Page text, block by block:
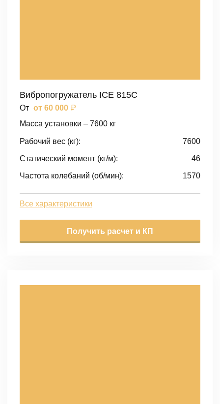
Вибропогружатель ICE 815C
От от 60 000 ₽
Масса установки – 7600 кг
Рабочий вес (кг): 7600
Статический момент (кг/м): 46
Частота колебаний (об/мин): 1570
Все характеристики
Получить расчет и КП